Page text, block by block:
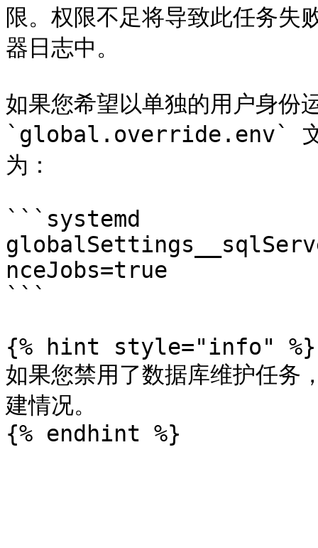
限。权限不足将导致此任务
器日志中。
如果您希望以单独的用户身份
`global.override.env` 文件
为：
```systemd
nceJobs=true
```
{% hint style="info" %}
如果您禁用了数据库维护任务
建情况。